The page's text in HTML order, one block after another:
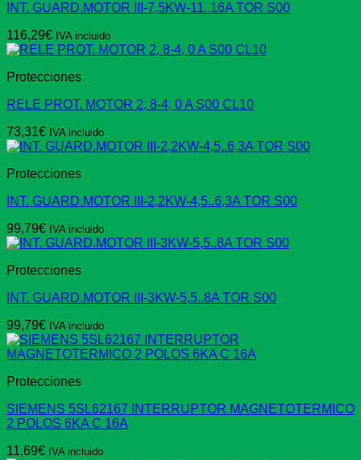
INT. GUARD.MOTOR III-7,5KW-11..16A TOR S00
116,29€ IVA incluido
Protecciones
RELE PROT. MOTOR 2, 8-4, 0 A S00 CL10
73,31€ IVA incluido
Protecciones
INT. GUARD.MOTOR III-2,2KW-4,5..6,3A TOR S00
99,79€ IVA incluido
Protecciones
INT. GUARD.MOTOR III-3KW-5,5..8A TOR S00
99,79€ IVA incluido
Protecciones
SIEMENS 5SL62167 INTERRUPTOR MAGNETOTERMICO
2 POLOS 6KA C 16A
11,69€ IVA incluido